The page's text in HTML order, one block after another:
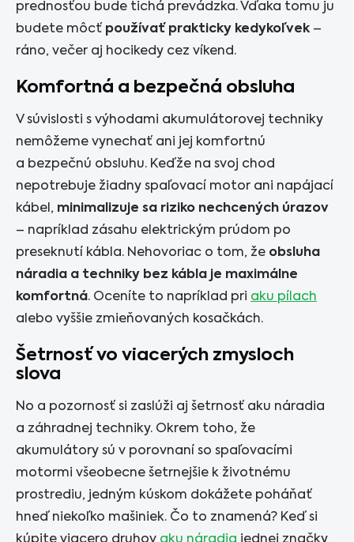
prednosťou bude tichá prevádzka. Vďaka tomu ju
budete môcť používať prakticky kedykoľvek–
ráno, večer aj hocikedy cez víkend.
Komfortná a bezpečná obsluha
V súvislosti s výhodami akumulátorovej techniky
nemôžeme vynechať ani jej komfortnú
a bezpečnú obsluhu. Keďže na svoj chod
nepotrebuje žiadny spaľovací motor ani napájací
kábel, minimalizuje sa riziko nechcených úrazov
– napríklad zásahu elektrickým prúdom po
preseknutí kábla. Nehovoriac o tom, že obsluha
náradia a techniky bez kábla je maximálne
komfortná. Oceníte to napríklad pri aku pílach
alebo vyššie zmieňovaných kosačkách.
Šetrnosť vo viacerých zmysloch
slova
No a pozornosť si zaslúži aj šetrnosť aku náradia
a záhradnej techniky. Okrem toho, že
akumulátory sú v porovnaní so spaľovacími
motormi všeobecne šetrnejšie k životnému
prostrediu, jedným kúskom dokážete poháňať
hneď niekoľko mašiniek. Čo to znamená? Keď si